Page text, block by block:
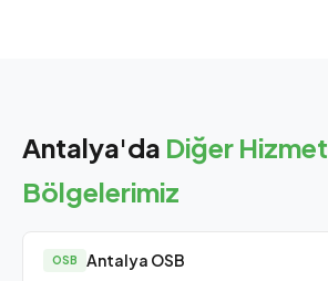
Antalya'da Diğer Hizmet
Bölgelerimiz
OSB Antalya OSB